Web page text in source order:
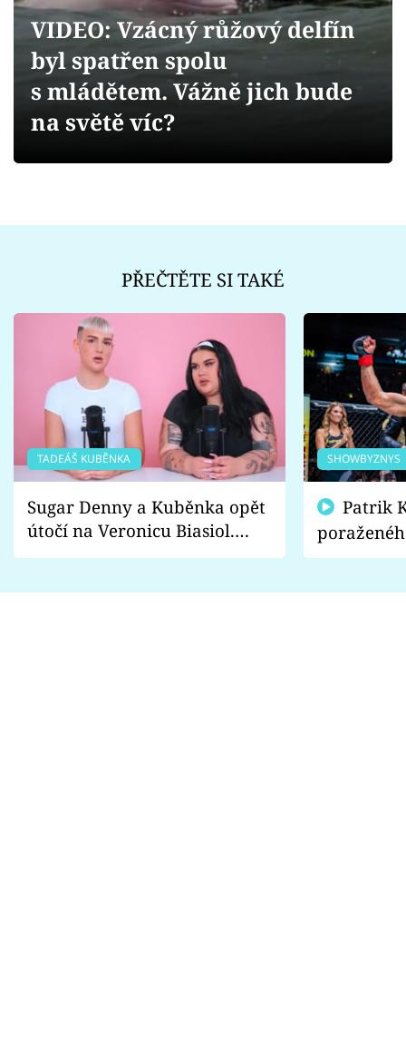
Videa
Sledujte prima+
VIDEO: Vzácný růžový delfín
byl spatřen spolu
s mládětem. Vážně jich bude
na světě víc?
PŘEČTĚTE SI TAKÉ
TADEÁŠ KUBĚNKA
Sugar Denny a Kuběnka opět
útočí na Veronicu Biasiol.
Proč je podle nich falešná a
SHOWBYZNYS
fanoušci